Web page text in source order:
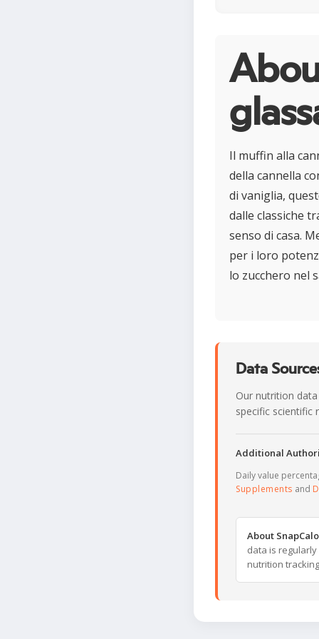
Il muffin alla
della cannella
di vaniglia,
dalle classiche
senso di casa.
per i loro
lo zucchero nel
Data
Our nutrition
specific scientific
Additional
Daily value
Supplements and
About
data is
nutrition